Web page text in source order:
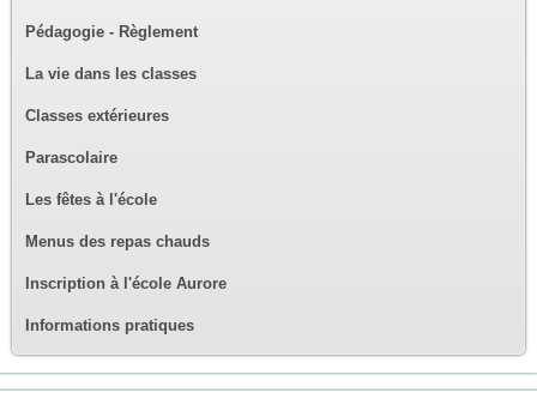
Pédagogie - Règlement
La vie dans les classes
Classes extérieures
Parascolaire
Les fêtes à l'école
Menus des repas chauds
Inscription à l'école Aurore
Informations pratiques